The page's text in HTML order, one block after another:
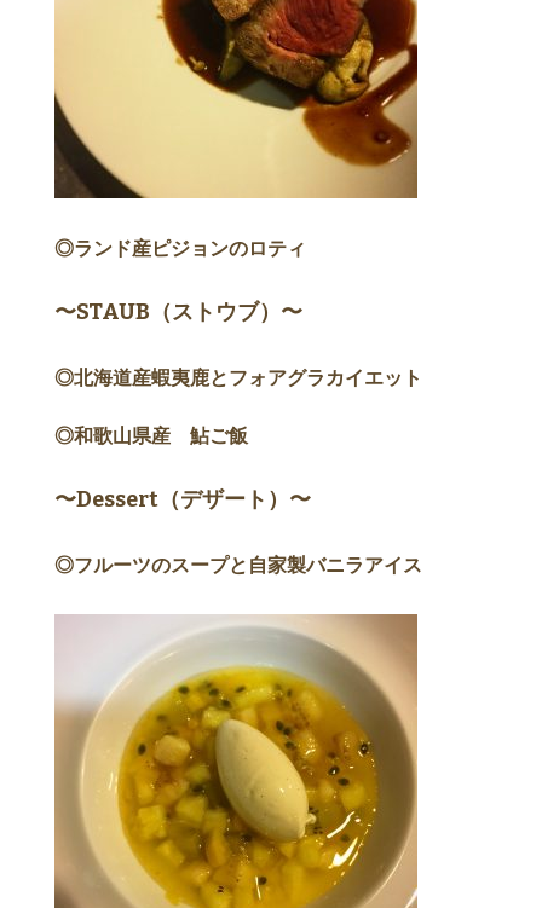
◎ランド産ピジョンのロティ
〜STAUB（ストウブ）〜
◎北海道産蝦夷鹿とフォアグラカイエット
◎和歌山県産 鮎ご飯
〜Dessert（デザート）〜
◎フルーツのスープと自家製バニラアイス